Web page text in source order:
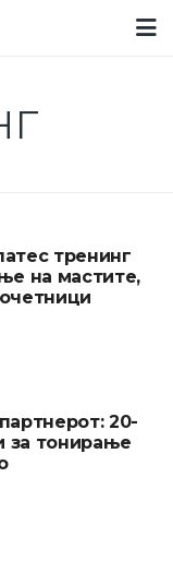
тренинг
на мастите,
20-
за тонирање